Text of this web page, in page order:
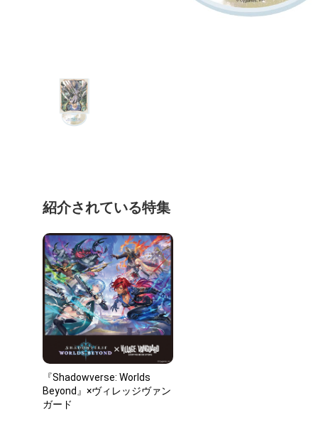
紹介されている特集
『Shadowverse: Worlds
Beyond』×ヴィレッジヴァン
ガード